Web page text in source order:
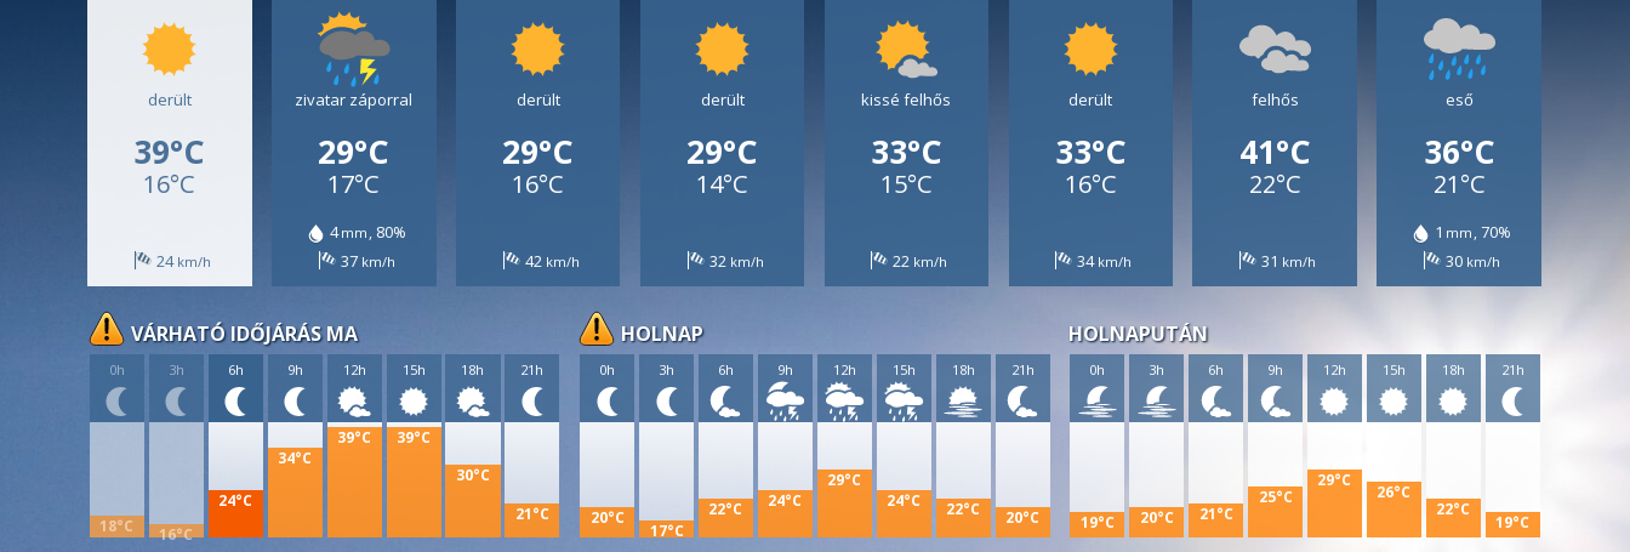
derült
39°C
16°C
24
zivatar záporral
29°C
17°C
4
80
37
derült
29°C
16°C
42
derült
29°C
14°C
32
kissé felhős
33°C
15°C
22
derült
33°C
16°C
34
felhős
41°C
22°C
31
eső
36°C
21°C
1
70
30
VÁRHATÓ IDŐJÁRÁS MA
0h
18°C
3h
16°C
6h
24°C
9h
34°C
12h
39°C
15h
39°C
18h
30°C
21h
21°C
HOLNAP
0h
20°C
3h
17°C
6h
22°C
9h
24°C
12h
29°C
15h
24°C
18h
22°C
21h
20°C
HOLNAPUTÁN
0h
19°C
3h
20°C
6h
21°C
9h
25°C
12h
29°C
15h
26°C
18h
22°C
21h
19°C